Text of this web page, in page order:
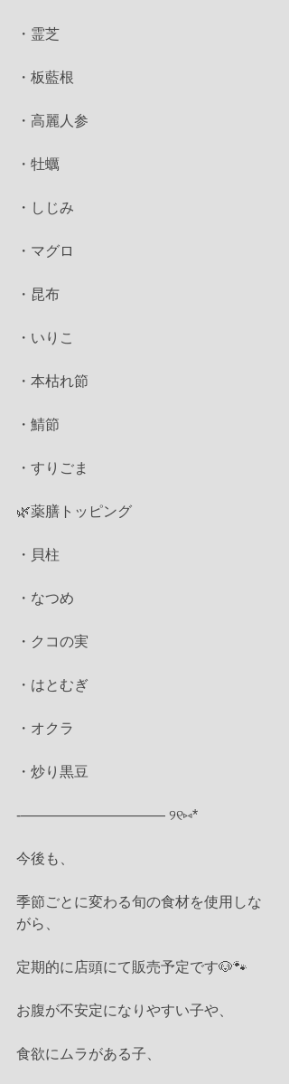
・霊芝
・板藍根
・高麗人参
・牡蠣
・しじみ
・マグロ
・昆布
・いりこ
・本枯れ節
・鯖節
・すりごま
🌿薬膳トッピング
・貝柱
・なつめ
・クコの実
・はとむぎ
・オクラ
・炒り黒豆
-—————————— ୨୧⑅*
今後も、
季節ごとに変わる旬の食材を使用しな
がら、
定期的に店頭にて販売予定です🐶🐾
お腹が不安定になりやすい子や、
食欲にムラがある子、